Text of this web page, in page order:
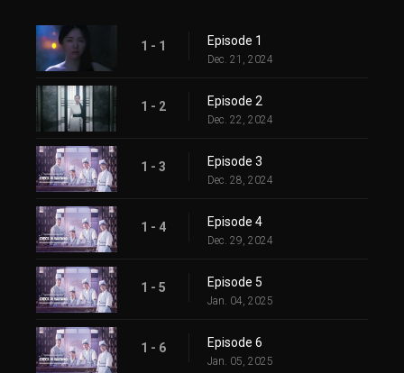
1 - 1 Episode 1
Dec. 21, 2024
1 - 2 Episode 2
Dec. 22, 2024
1 - 3 Episode 3
Dec. 28, 2024
1 - 4 Episode 4
Dec. 29, 2024
1 - 5 Episode 5
Jan. 04, 2025
1 - 6 Episode 6
Jan. 05, 2025